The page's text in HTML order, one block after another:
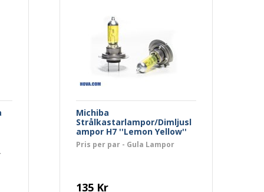
Michiba
Strålkastarlampor/Dimljusl
ampor H7 ''Lemon Yellow''
Pris per par - Gula Lampor
135 Kr